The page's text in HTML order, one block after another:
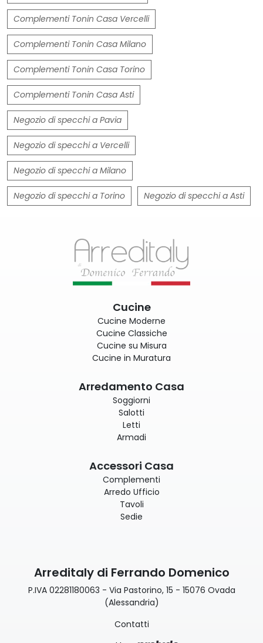
Complementi Tonin Casa Vercelli
Complementi Tonin Casa Milano
Complementi Tonin Casa Torino
Complementi Tonin Casa Asti
Negozio di specchi a Pavia
Negozio di specchi a Vercelli
Negozio di specchi a Milano
Negozio di specchi a Torino Negozio di specchi a Asti
Cucine
Cucine Moderne
Cucine Classiche
Cucine su Misura
Cucine in Muratura
Arredamento Casa
Soggiorni
Salotti
Letti
Armadi
Accessori Casa
Complementi
Arredo Ufficio
Tavoli
Sedie
Arreditaly di Ferrando Domenico
P.IVA 02281180063 - Via Pastorino, 15 - 15076 Ovada
(Alessandria)
Contatti